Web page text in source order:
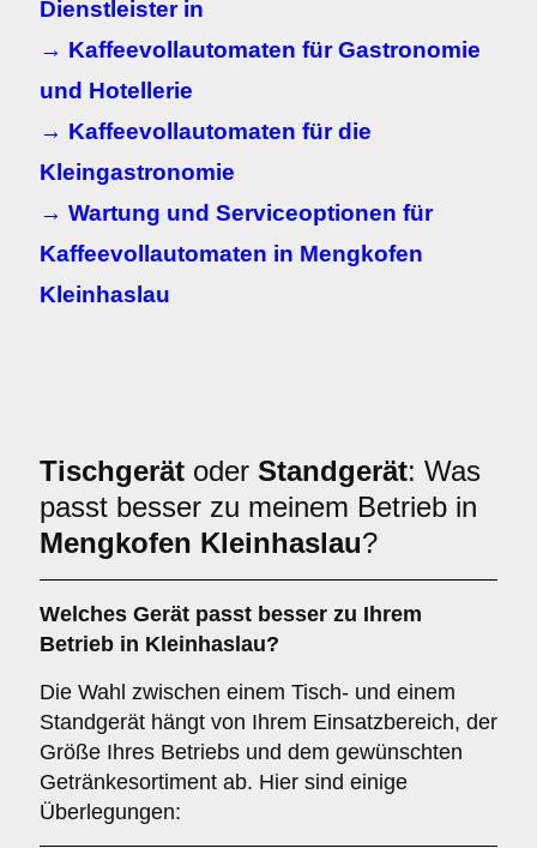
Dienstleister in
→ Kaffeevollautomaten für Gastronomie
und Hotellerie
→ Kaffeevollautomaten für die
Kleingastronomie
→ Wartung und Serviceoptionen für
Kaffeevollautomaten in Mengkofen
Kleinhaslau
Tischgerät oder Standgerät: Was
passt besser zu meinem Betrieb in
Mengkofen Kleinhaslau?
Welches Gerät passt besser zu Ihrem
Betrieb in Kleinhaslau?
Die Wahl zwischen einem Tisch- und einem
Standgerät hängt von Ihrem Einsatzbereich, der
Größe Ihres Betriebs und dem gewünschten
Getränkesortiment ab. Hier sind einige
Überlegungen: